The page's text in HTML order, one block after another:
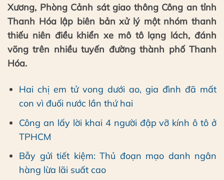
Xương, Phòng Cảnh sát giao thông Công an tỉnh
Thanh Hóa lập biên bản xử lý một nhóm thanh
thiếu niên điều khiển xe mô tô lạng lách, đánh
võng trên nhiều tuyến đường thành phố Thanh
Hóa.
Hai chị em tử vong dưới ao, gia đình đã mất
con vì đuối nước lần thứ hai
Công an lấy lời khai 4 người đập vỡ kính ô tô ở
TPHCM
Bẫy gửi tiết kiệm: Thủ đoạn mạo danh ngân
hàng lừa lãi suất cao